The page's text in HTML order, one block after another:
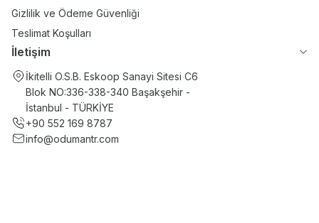
Gizlilik ve Ödeme Güvenliği
Teslimat Koşulları
İletişim
İkitelli O.S.B. Eskoop Sanayi Sitesi C6
Blok NO:336-338-340 Başakşehir -
İstanbul - TÜRKİYE
+90 552 169 8787
info@odumantr.com